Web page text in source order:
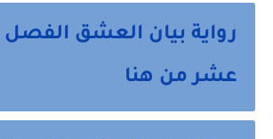
رواية بيان العشق الفصل
عشر من هنا